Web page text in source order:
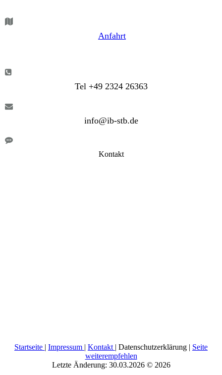
Anfahrt
Tel +49 2324 26363
info@ib-stb.de
Kontakt
Startseite | Impressum | Kontakt | Datenschutzerklärung | Seite
weiterempfehlen
Letzte Änderung: 30.03.2026 © 2026